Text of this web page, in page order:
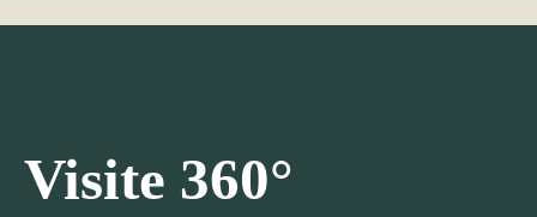
Visite 360°